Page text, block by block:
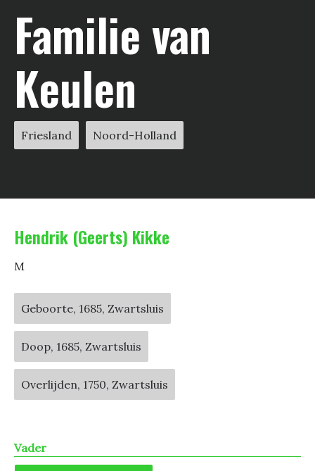
Familie van
Keulen
Friesland Noord-Holland
Hendrik (Geerts) Kikke
M
Geboorte, 1685, Zwartsluis
Doop, 1685, Zwartsluis
Overlijden, 1750, Zwartsluis
Vader